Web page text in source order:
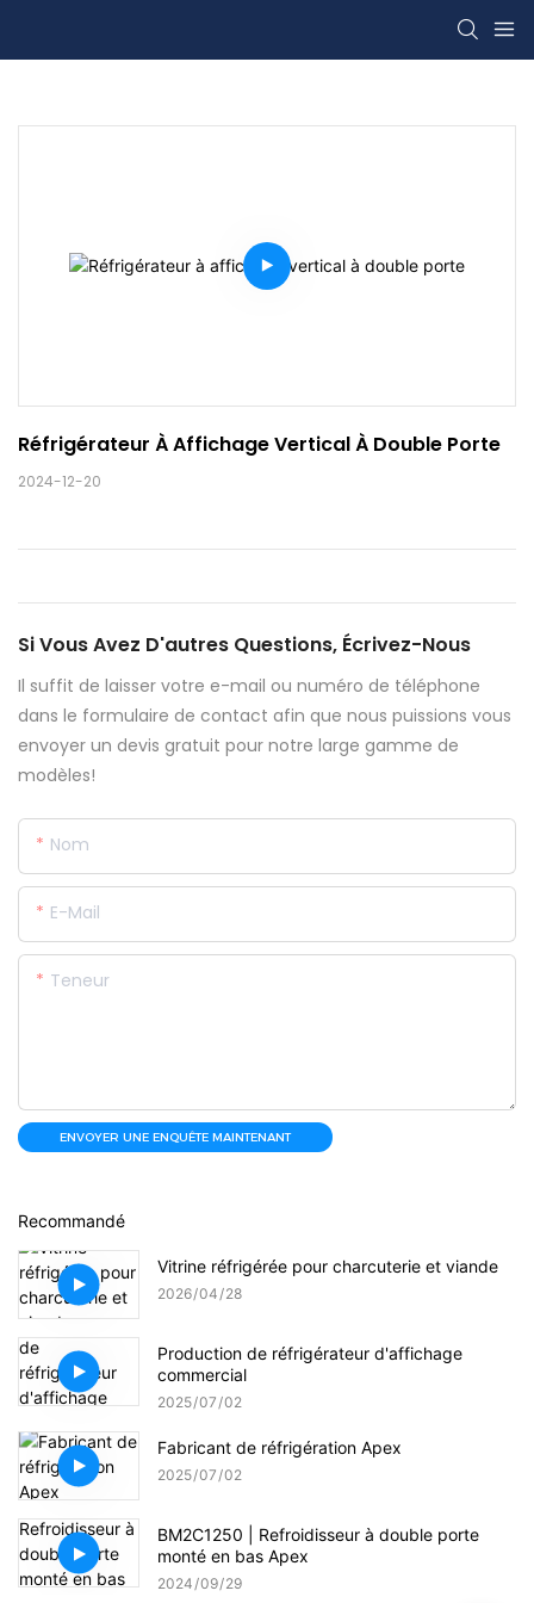
Réfrigérateur À Affichage Vertical À Double Porte
2024-12-20
Si Vous Avez D'autres Questions, Écrivez-Nous
Il suffit de laisser votre e-mail ou numéro de téléphone
dans le formulaire de contact afin que nous puissions vous
envoyer un devis gratuit pour notre large gamme de
modèles!
Nom
E-Mail
Teneur
ENVOYER UNE ENQUÊTE MAINTENANT
Recommandé
Vitrine réfrigérée pour charcuterie et viande
2026 04 28
Production de réfrigérateur d'affichage
commercial
2025 07 02
Fabricant de réfrigération Apex
2025 07 02
BM2C1250 | Refroidisseur à double porte
monté en bas Apex
2024 09 29